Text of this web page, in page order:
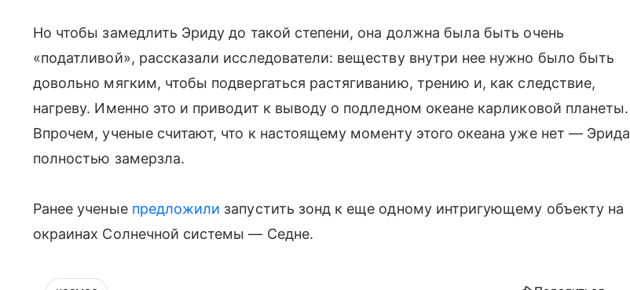
Но чтобы замедлить Эриду до такой степени, она должна была быть очень
«податливой», рассказали исследователи: веществу внутри нее нужно было быть
довольно мягким, чтобы подвергаться растягиванию, трению и, как следствие,
нагреву. Именно это и приводит к выводу о подледном океане карликовой планеты.
Впрочем, ученые считают, что к настоящему моменту этого океана уже нет — Эрида
полностью замерзла.
Ранее ученые предложили запустить зонд к еще одному интригующему объекту на
окраинах Солнечной системы — Седне.